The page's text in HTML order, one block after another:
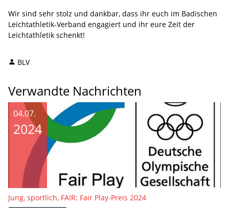
Wir sind sehr stolz und dankbar, dass ihr euch im Badischen
Leichtathletik-Verband engagiert und ihr eure Zeit der
Leichtathletik schenkt!
BLV
Verwandte Nachrichten
04.07.
2024
Jung, sportlich, FAIR: Fair Play-Preis 2024